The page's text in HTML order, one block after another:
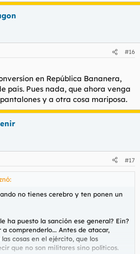
#16
en República Bananera,
país. Pues nada, que ahora venga
y a otra cosa mariposa.
#17
no tienes cerebro y ten ponen un
ha puesto la sanción ese general? Ein?
comprenderlo... Antes de atacar,
cosas en el ejército, que los
que no son militares sino políticos.